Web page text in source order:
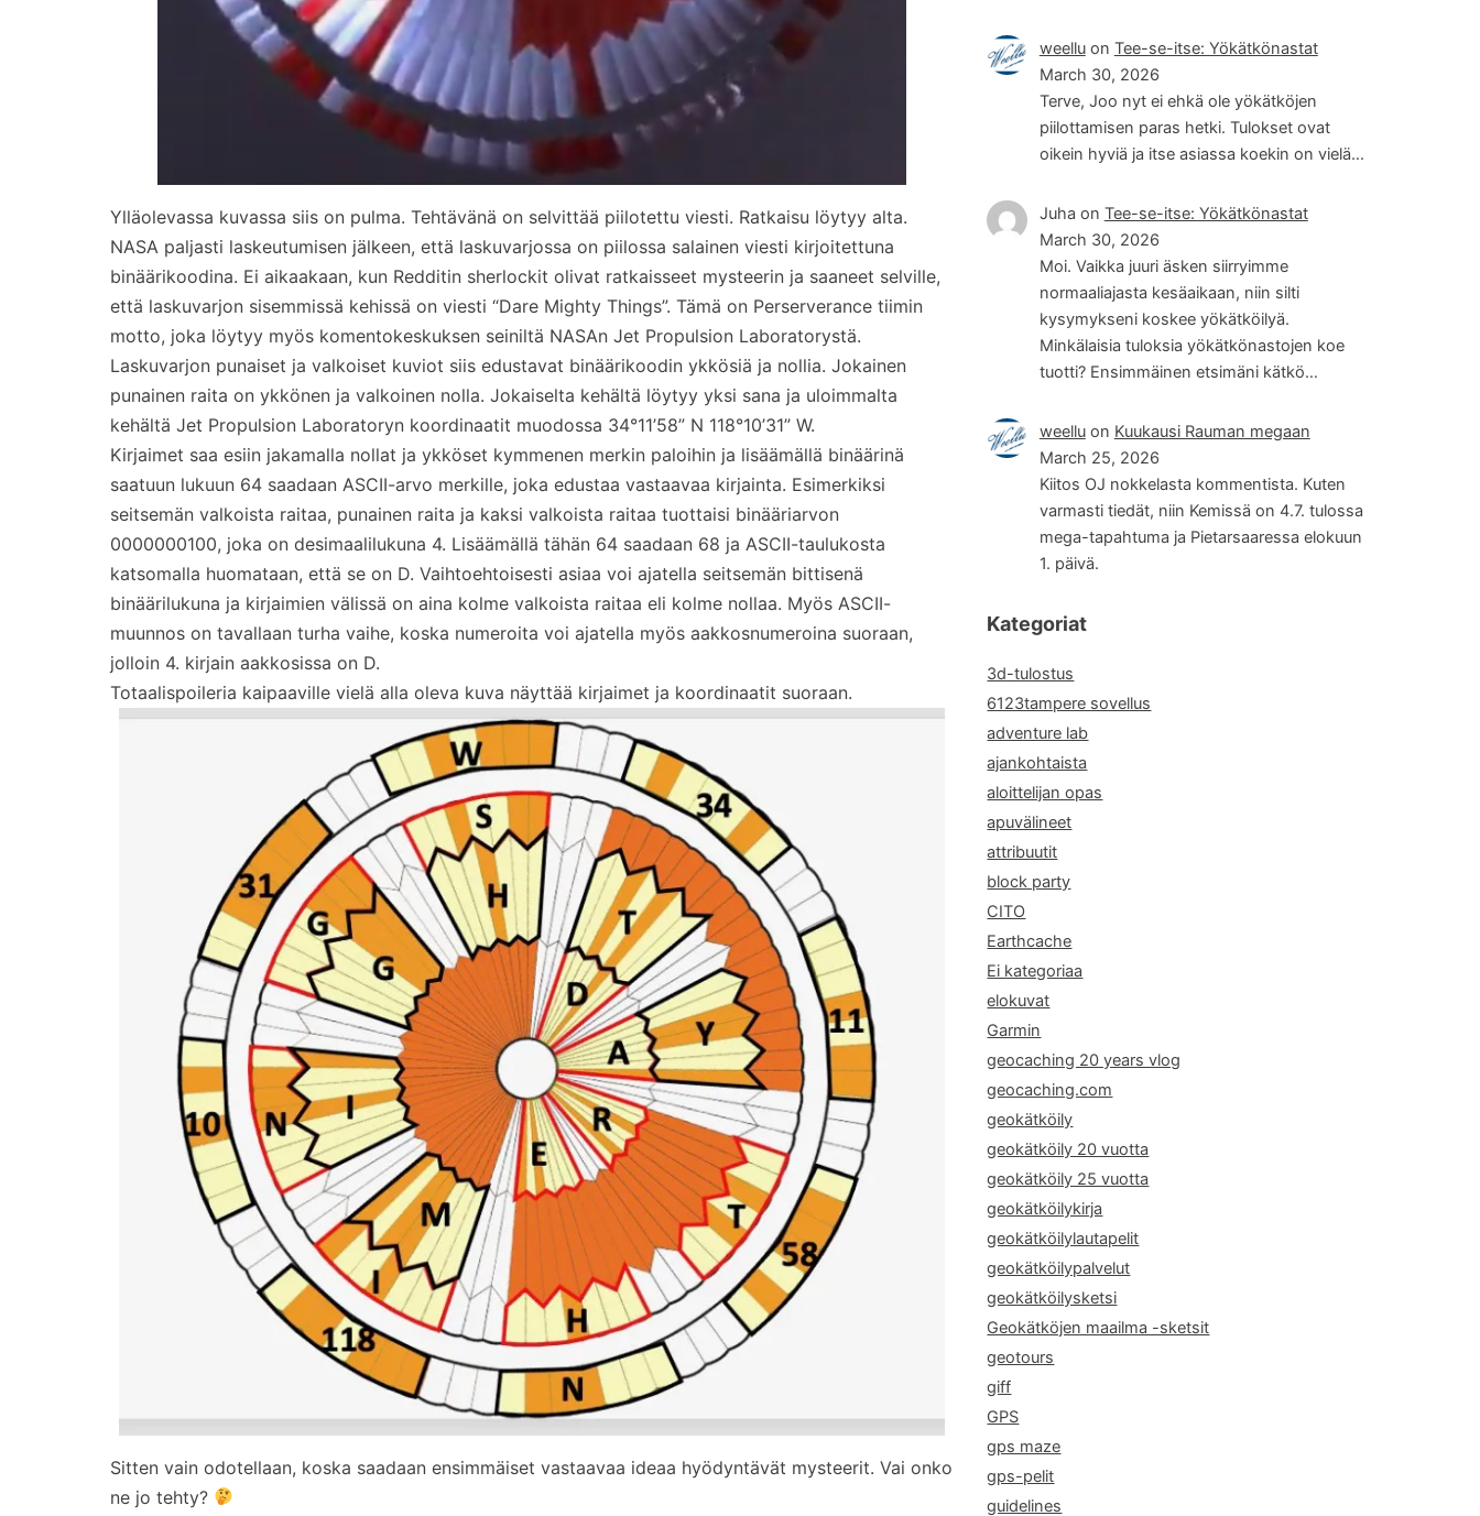
Ylläolevassa kuvassa siis on pulma. Tehtävänä on selvittää piilotettu viesti. Ratkaisu löytyy alta.
NASA paljasti laskeutumisen jälkeen, että laskuvarjossa on piilossa salainen viesti kirjoitettuna
binäärikoodina. Ei aikaakaan, kun Redditin sherlockit olivat ratkaisseet mysteerin ja saaneet selville,
että laskuvarjon sisemmissä kehissä on viesti “Dare Mighty Things”. Tämä on Perserverance tiimin
motto, joka löytyy myös komentokeskuksen seiniltä NASAn Jet Propulsion Laboratorystä.
Laskuvarjon punaiset ja valkoiset kuviot siis edustavat binäärikoodin ykkösiä ja nollia. Jokainen
punainen raita on ykkönen ja valkoinen nolla. Jokaiselta kehältä löytyy yksi sana ja uloimmalta
kehältä Jet Propulsion Laboratoryn koordinaatit muodossa 34°11’58” N 118°10’31” W.
Kirjaimet saa esiin jakamalla nollat ja ykköset kymmenen merkin paloihin ja lisäämällä binäärinä
saatuun lukuun 64 saadaan ASCII-arvo merkille, joka edustaa vastaavaa kirjainta. Esimerkiksi
seitsemän valkoista raitaa, punainen raita ja kaksi valkoista raitaa tuottaisi binääriarvon
0000000100, joka on desimaalilukuna 4. Lisäämällä tähän 64 saadaan 68 ja ASCII-taulukosta
katsomalla huomataan, että se on D. Vaihtoehtoisesti asiaa voi ajatella seitsemän bittisenä
binäärilukuna ja kirjaimien välissä on aina kolme valkoista raitaa eli kolme nollaa. Myös ASCII-
muunnos on tavallaan turha vaihe, koska numeroita voi ajatella myös aakkosnumeroina suoraan,
jolloin 4. kirjain aakkosissa on D.
Totaalispoileria kaipaaville vielä alla oleva kuva näyttää kirjaimet ja koordinaatit suoraan.
Sitten vain odotellaan, koska saadaan ensimmäiset vastaavaa ideaa hyödyntävät mysteerit. Vai onko
ne jo tehty?
weelluon Tee-se-itse: Yökätkönastat
March 30, 2026
Terve, Joo nyt ei ehkä ole yökätköjen
piilottamisen paras hetki. Tulokset ovat
oikein hyviä ja itse asiassa koekin on vielä…
Juha on Tee-se-itse: Yökätkönastat
March 30, 2026
Moi. Vaikka juuri äsken siirryimme
normaaliajasta kesäaikaan, niin silti
kysymykseni koskee yökätköilyä.
Minkälaisia tuloksia yökätkönastojen koe
tuotti? Ensimmäinen etsimäni kätkö…
weelluon Kuukausi Rauman megaan
March 25, 2026
Kiitos OJ nokkelasta kommentista. Kuten
varmasti tiedät, niin Kemissä on 4.7. tulossa
mega-tapahtuma ja Pietarsaaressa elokuun
1. päivä.
Kategoriat
3d-tulostus
6123tampere sovellus
adventure lab
ajankohtaista
aloittelijan opas
apuvälineet
attribuutit
block party
CITO
Earthcache
Ei kategoriaa
elokuvat
Garmin
geocaching 20 years vlog
geocaching.com
geokätköily
geokätköily 20 vuotta
geokätköily 25 vuotta
geokätköilykirja
geokätköilylautapelit
geokätköilypalvelut
geokätköilysketsi
Geokätköjen maailma -sketsit
geotours
giff
GPS
gps maze
gps-pelit
guidelines